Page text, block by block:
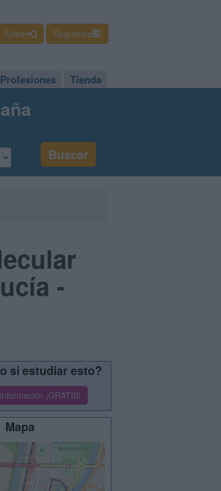
Entrar Regístrate
Profesiones Tienda
-
si estudiar esto?
¡GRATIS!
Mapa